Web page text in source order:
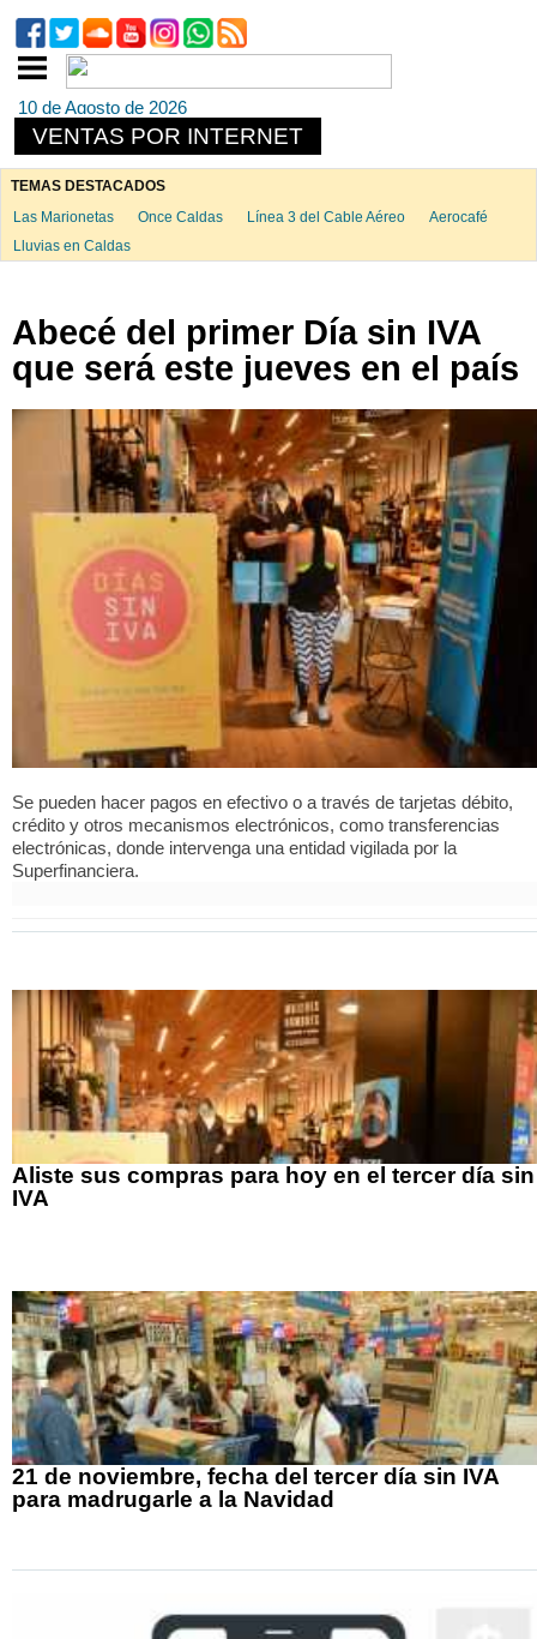
10 de Agosto de 2026
VENTAS POR INTERNET
TEMAS DESTACADOS
Las Marionetas
Once Caldas Línea 3 del Cable Aéreo
Aerocafé
Lluvias en Caldas
Abecé del primer Día sin IVA
que será este jueves en el país
Se pueden hacer pagos en efectivo o a través de tarjetas débito,
crédito y otros mecanismos electrónicos, como transferencias
electrónicas, donde intervenga una entidad vigilada por la
Superfinanciera.
Aliste sus compras para hoy en el tercer día sin
IVA
21 de noviembre, fecha del tercer día sin IVA
para madrugarle a la Navidad